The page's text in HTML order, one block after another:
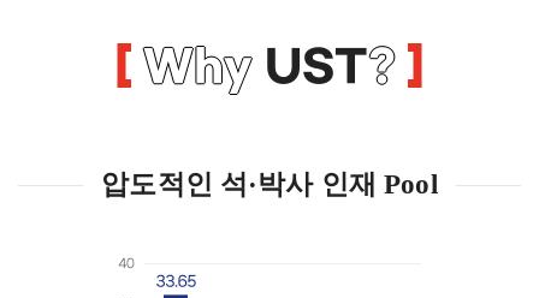
Why UST?
압도적인 석·박사 인재 Pool